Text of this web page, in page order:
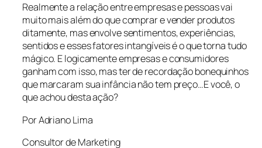
Realmente a relação entre empresas e pessoas vai
muito mais além do que comprar e vender produtos
ditamente, mas envolve sentimentos, experiências,
sentidos e esses fatores intangíveis é o que torna tudo
mágico. E logicamente empresas e consumidores
ganham com isso, mas ter de recordação bonequinhos
que marcaram sua infância não tem preço…E você, o
que achou desta ação?
Por Adriano Lima
Consultor de Marketing